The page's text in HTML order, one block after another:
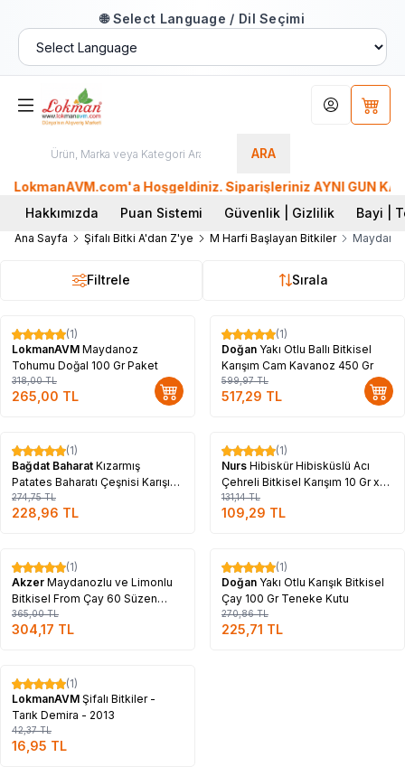
🌐 Select Language / Dil Seçimi
ARA
Hesabım
LokmanAVM.com'a Hoşgeldiniz. Siparişleriniz AYNI GÜN
Hakkımızda
Puan Sistemi Güvenlik | Gizlilik Bayi |
Ana Sayfa Şifalı Bitki A'dan Z'ye M Harfi Başlayan Bitkiler
Filtrele Sırala
%17
(1)
LokmanAVM Maydanoz
Tohumu Doğal 100 Gr Paket
318,00TL
265,00 TL
%14
(1)
Doğan Yakı Otlu Ballı Bitkisel
Karışım Cam Kavanoz 450 Gr
599,97TL
517,29 TL
%17
(1)
Bağdat Baharat Kızarmış
Patates Baharatı Çeşnisi Karışımı
Tuzluklu Pet Kavanoz 550 Gr
274,75TL
228,96 TL
%17
(1)
Nurs Hibiskür Hibisküslü Acı
Çehreli Bitkisel Karışım 10 Gr x
30 Saşe
131,14TL
109,29 TL
%17
(1)
Akzer Maydanozlu ve Limonlu
Bitkisel From Çay 60 Süzen
Poşet
365,00TL
304,17 TL
%17
(1)
Doğan Yakı Otlu Karışık Bitkisel
Çay 100 Gr Teneke Kutu
270,86TL
225,71 TL
%60
(1)
LokmanAVM Şifalı Bitkiler -
Tarık Demira - 2013
42,37TL
16,95 TL